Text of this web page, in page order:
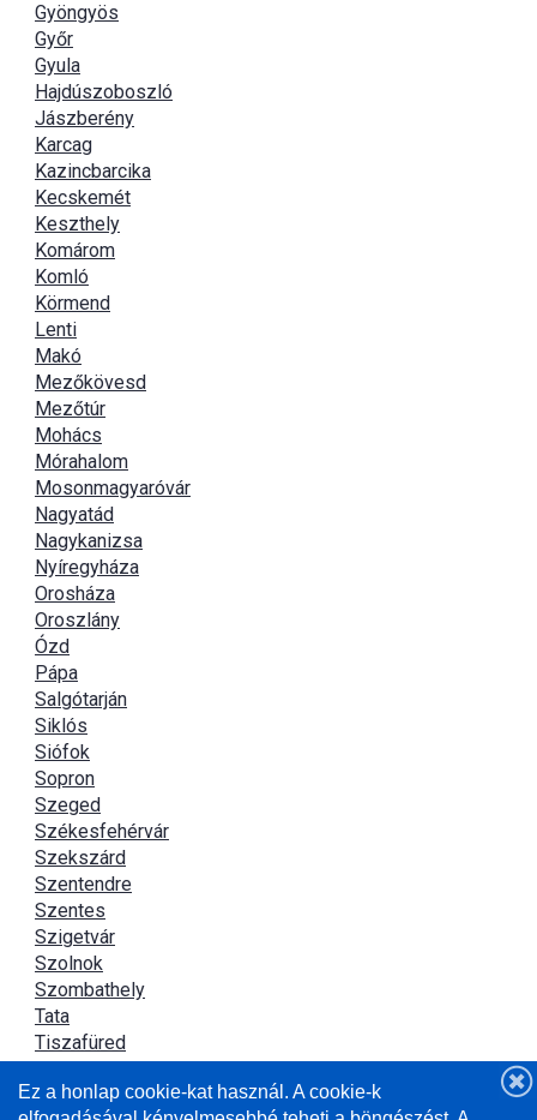
Gyöngyös
Győr
Gyula
Hajdúszoboszló
Jászberény
Karcag
Kazincbarcika
Kecskemét
Keszthely
Komárom
Komló
Körmend
Lenti
Makó
Mezőkövesd
Mezőtúr
Mohács
Mórahalom
Mosonmagyaróvár
Nagyatád
Nagykanizsa
Nyíregyháza
Orosháza
Oroszlány
Ózd
Pápa
Salgótarján
Siklós
Siófok
Sopron
Szeged
Székesfehérvár
Szekszárd
Szentendre
Szentes
Szigetvár
Szolnok
Szombathely
Tata
Tiszafüred
Újszász
Ez a honlap cookie-kat használ. A cookie-k